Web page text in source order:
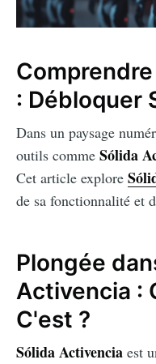
: Débloquer
Dans un paysage
outils comme Sólida
Cet article explore
de sa fonctionnalité et
Plongée
Activencia :
C'est ?
Sólida Activencia est